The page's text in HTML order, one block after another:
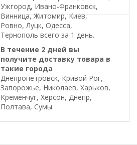
Ужгород, Ивано-Франковск,
Винница, Житомир, Киев,
Ровно, Луцк, Одесса,
Тернополь всего за 1 день.
В течение 2 дней вы
получите доставку товара в
такие города
Днепропетровск, Кривой Рог,
Запорожье, Николаев, Харьков,
Кременчуг, Херсон, Днепр,
Полтава, Сумы